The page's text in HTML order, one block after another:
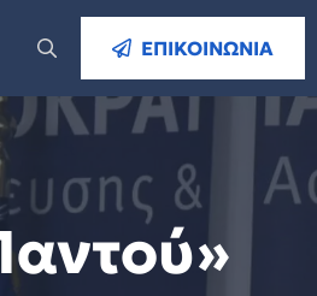
ΕΠΙΚΟΙΝΩΝΙΑ